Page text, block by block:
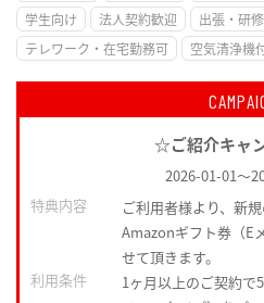
学生向け
法人契約歓迎 出張・研
テレワーク・在宅勤務可
空気清浄機
☆ご紹介キャ
2026-01-01～
特典内容
ご利用者様より、新
Amazonギフト券（E
せて頂きます。
利用条件
1ヶ月以上のご契約で